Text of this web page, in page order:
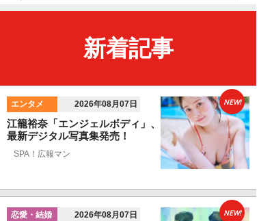
新着記事
エンタメ 2026年08月07日
江籠裕奈「エンジェルボディ」、
最新デジタル写真集発売！
SPA！広報マン
NEW!
恋愛・結婚 2026年08月07日 NEW!